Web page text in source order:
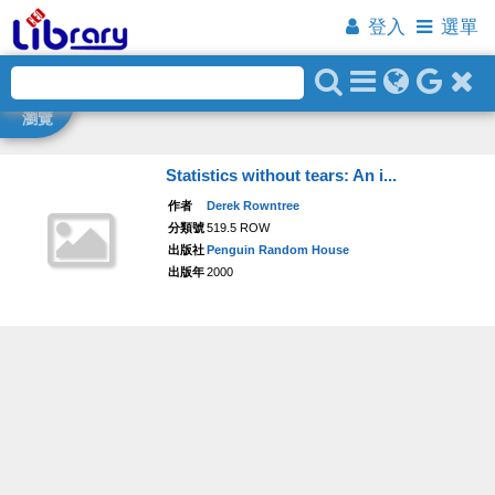
登入 選單
瀏覽
Statistics without tears: An i...
作者
Derek Rowntree
分類號519.5 ROW
出版社Penguin Random House
出版年2000